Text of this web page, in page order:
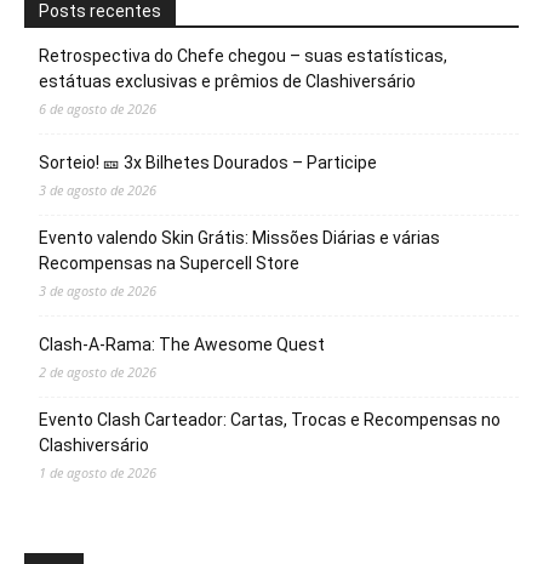
Posts recentes
Retrospectiva do Chefe chegou – suas estatísticas,
estátuas exclusivas e prêmios de Clashiversário
6 de agosto de 2026
Sorteio! 🎫 3x Bilhetes Dourados – Participe
3 de agosto de 2026
Evento valendo Skin Grátis: Missões Diárias e várias
Recompensas na Supercell Store
3 de agosto de 2026
Clash-A-Rama: The Awesome Quest
2 de agosto de 2026
Evento Clash Carteador: Cartas, Trocas e Recompensas no
Clashiversário
1 de agosto de 2026